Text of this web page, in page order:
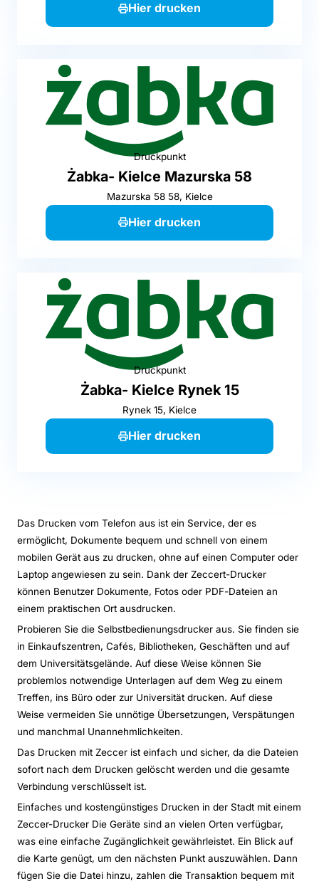
Hier drucken
Druckpunkt
Żabka- Kielce Mazurska 58
Mazurska 58 58, Kielce
Hier drucken
Druckpunkt
Żabka- Kielce Rynek 15
Rynek 15, Kielce
Hier drucken
Das Drucken vom Telefon aus ist ein Service, der es
ermöglicht, Dokumente bequem und schnell von einem
mobilen Gerät aus zu drucken, ohne auf einen Computer oder
Laptop angewiesen zu sein. Dank der Zeccert-Drucker
können Benutzer Dokumente, Fotos oder PDF-Dateien an
einem praktischen Ort ausdrucken.
Probieren Sie die Selbstbedienungsdrucker aus. Sie finden sie
in Einkaufszentren, Cafés, Bibliotheken, Geschäften und auf
dem Universitätsgelände. Auf diese Weise können Sie
problemlos notwendige Unterlagen auf dem Weg zu einem
Treffen, ins Büro oder zur Universität drucken. Auf diese
Weise vermeiden Sie unnötige Übersetzungen, Verspätungen
und manchmal Unannehmlichkeiten.
Das Drucken mit Zeccer ist einfach und sicher, da die Dateien
sofort nach dem Drucken gelöscht werden und die gesamte
Verbindung verschlüsselt ist.
Einfaches und kostengünstiges Drucken in der Stadt mit einem
Zeccer-Drucker Die Geräte sind an vielen Orten verfügbar,
was eine einfache Zugänglichkeit gewährleistet. Ein Blick auf
die Karte genügt, um den nächsten Punkt auszuwählen. Dann
fügen Sie die Datei hinzu, zahlen die Transaktion bequem mit